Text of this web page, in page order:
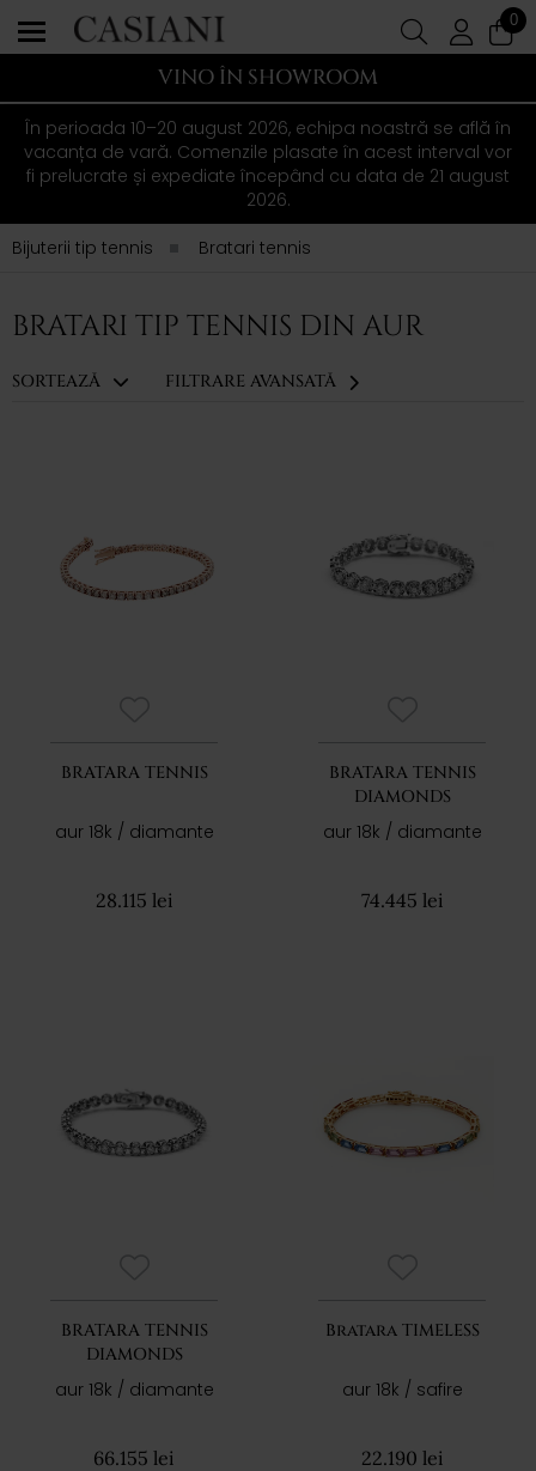
0
VINO ÎN SHOWROOM
În perioada 10–20 august 2026, echipa noastră se află în
vacanța de vară. Comenzile plasate în acest interval vor
fi prelucrate și expediate începând cu data de 21 august
2026.
Bijuterii tip tennis
Bratari tennis
BRATARI TIP TENNIS DIN AUR
SORTEAZĂ FILTRARE AVANSATĂ
BRATARA TENNIS
aur 18k / diamante
28.115 lei
BRATARA TENNIS
DIAMONDS
aur 18k / diamante
74.445 lei
BRATARA TENNIS
DIAMONDS
aur 18k / diamante
66.155 lei
Bratara TIMELESS
aur 18k / safire
22.190 lei